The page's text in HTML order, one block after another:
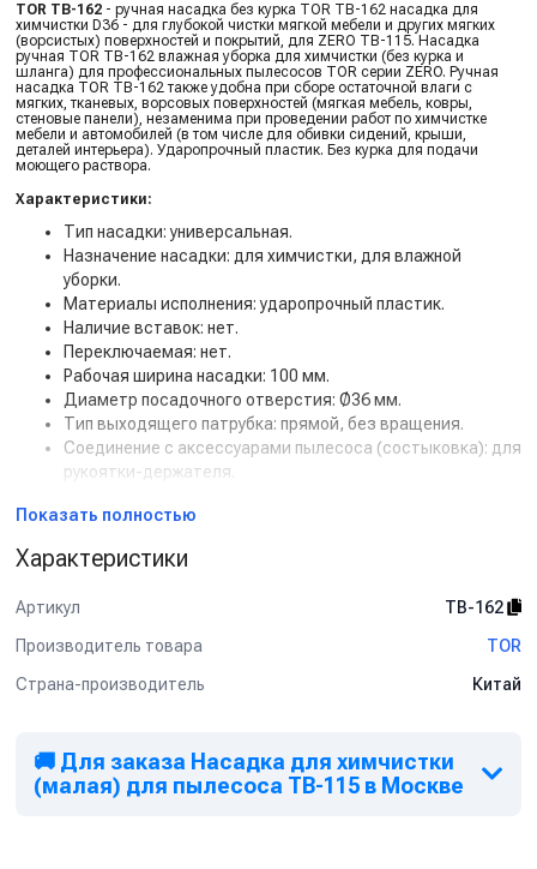
TOR TB-162 - ручная насадка без курка TOR TB-162 насадка для
химчистки D36 - для глубокой чистки мягкой мебели и других мягких
(ворсистых) поверхностей и покрытий, для ZERO TB-115. Насадка
ручная TOR TB-162 влажная уборка для химчистки (без курка и
шланга) для профессиональных пылесосов TOR серии ZERO. Ручная
насадка TOR TB-162 также удобна при сборе остаточной влаги с
мягких, тканевых, ворсовых поверхностей (мягкая мебель, ковры,
стеновые панели), незаменима при проведении работ по химчистке
мебели и автомобилей (в том числе для обивки сидений, крыши,
деталей интерьера). Ударопрочный пластик. Без курка для подачи
моющего раствора.
Характеристики:
Тип насадки: универсальная.
Назначение насадки: для химчистки, для влажной
уборки.
Материалы исполнения: ударопрочный пластик.
Наличие вставок: нет.
Переключаемая: нет.
Рабочая ширина насадки: 100 мм.
Диаметр посадочного отверстия: Ø36 мм.
Тип выходящего патрубка: прямой, без вращения.
Соединение с аксессуарами пылесоса (состыковка): для
рукоятки-держателя.
Совместимость:
Показать полностью
Характеристики
Артикул
TB-162
Производитель товара
TOR
Страна-производитель
Китай
🚚 Для заказа Насадка для химчистки
(малая) для пылесоса TB-115 в Москве